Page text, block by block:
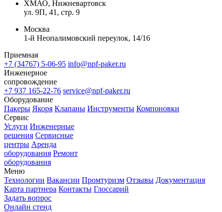
ХМАО, Нижневартовск
ул. 9П, 41, стр. 9
Москва
1-й Неопалимовский переулок, 14/16
Приемная
+7 (34767) 5-06-95 info@npf-paker.ru
Инженерное
сопровождение
+7 937 165-22-76 service@npf-paker.ru
Оборудование
Пакеры Якоря Клапаны Инструменты Компоновки
Сервис
Услуги Инженерные
решения Сервисные
центры Аренда
оборудования Ремонт
оборудования
Меню
Технологии Вакансии Промтуризм Отзывы Документация
Карта партнера Контакты Глоссарий
Задать вопрос
Онлайн стенд